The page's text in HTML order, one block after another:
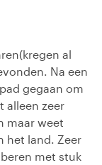
al
Na een
gegaan om
alleen zeer
maar weet
het land. Zeer
met stuk